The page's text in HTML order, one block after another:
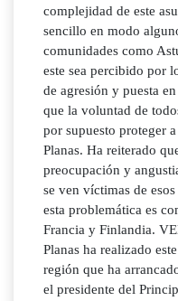
complejidad de este
sencillo en modo
comunidades como
este sea percibido por
de agresión y puesta
que la voluntad de
por supuesto proteger
Planas. Ha reiterado
preocupación y
se ven víctimas de
esta problemática es
Francia y Finlandia.
Planas ha realizado
región que ha
el presidente del